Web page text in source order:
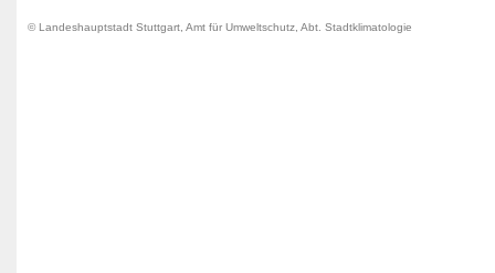
© Landeshauptstadt Stuttgart, Amt für Umweltschutz, Abt. Stadtklimatologie